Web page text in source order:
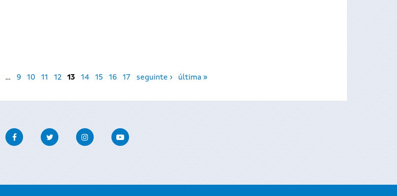
… 9 10 11 12 13 14 15 16 17 seguinte › última »
FacebookTwitter InstagramYoutube